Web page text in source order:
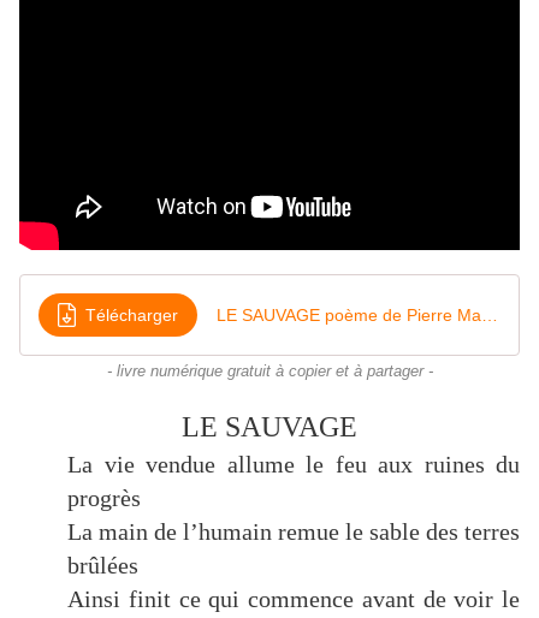
Télécharger
- livre numérique gratuit à copier et à partager -
LE SAUVAGE
La vie vendue allume le feu aux ruines du
progrès
La main de l’humain remue le sable des terres
brûlées
Ainsi finit ce qui commence avant de voir le